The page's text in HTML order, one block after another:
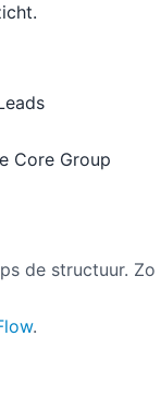
Core Group
de structuur.
.